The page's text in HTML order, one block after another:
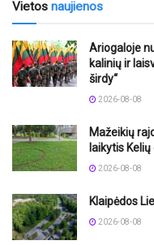
Vietos naujienos
Ariogaloje
kalinių ir
širdy“
2026-08-08
Mažeikių
laikytis
2026-08-08
Klaipėdos
2026-08-08